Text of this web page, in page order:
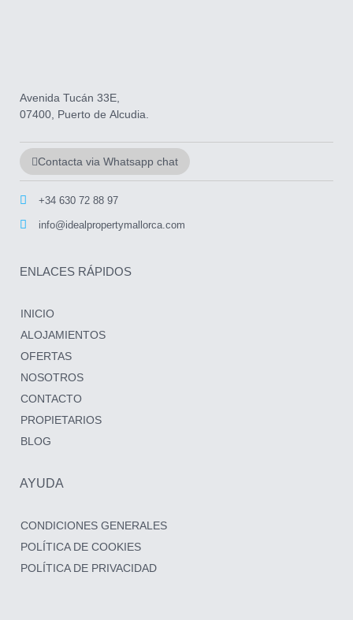
Avenida Tucán 33E,
07400, Puerto de Alcudia.
Contacta via Whatsapp chat
+34 630 72 88 97
info@idealpropertymallorca.com
ENLACES RÁPIDOS
INICIO
ALOJAMIENTOS
OFERTAS
NOSOTROS
CONTACTO
PROPIETARIOS
BLOG
AYUDA
CONDICIONES GENERALES
POLÍTICA DE COOKIES
POLÍTICA DE PRIVACIDAD